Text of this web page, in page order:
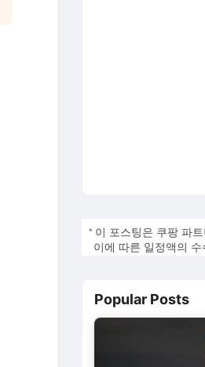
* 이 포스팅은 쿠팡 파
이에 따른 일정액의
Popular Posts